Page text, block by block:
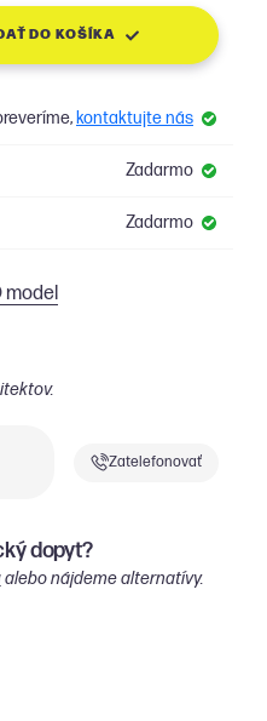
DO KOŠÍKA
kontaktujte nás
Zadarmo
Zadarmo
model
Zatelefonovať
dopyt?
alebo nájdeme alternatívy.